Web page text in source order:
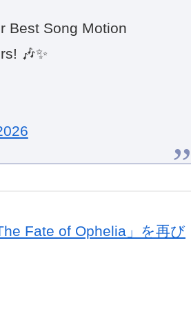
Best Song Motion
🎶✨
Fate of Ophelia」を再び